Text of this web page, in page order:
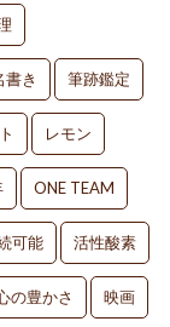
書き 筆跡鑑定
レモン
ONE TEAM
可能 活性酸素
の豊かさ 映画